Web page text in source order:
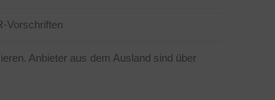
Vorschriften
Anbieter aus dem Ausland sind über